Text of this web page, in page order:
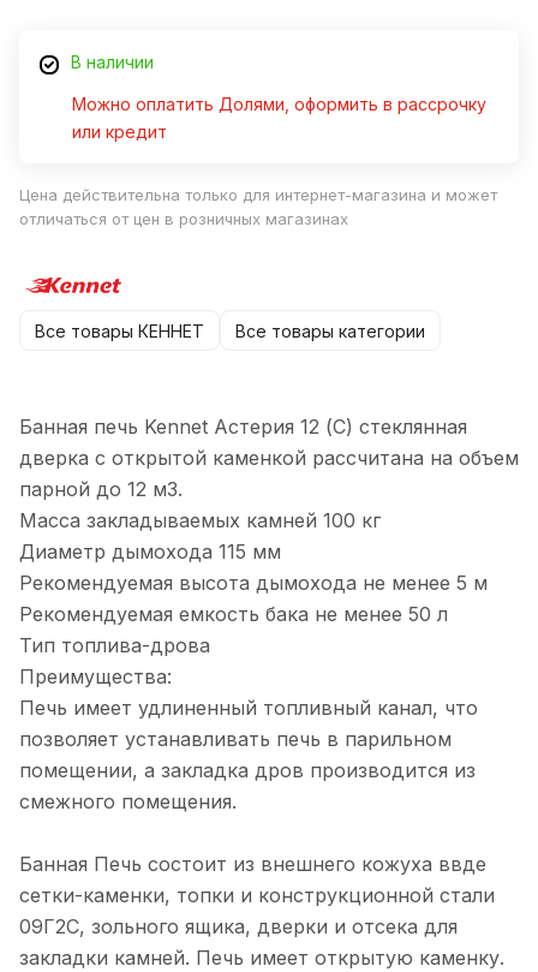
В наличии
Можно оплатить Долями, оформить в рассрочку
или кредит
Цена действительна только для интернет-магазина и может
отличаться от цен в розничных магазинах
Все товары КЕННЕТ Все товары категории
Банная печь Kennet Астерия 12 (С) стеклянная
дверка с открытой каменкой рассчитана на объем
парной до 12 м3.
Масса закладываемых камней 100 кг
Диаметр дымохода 115 мм
Рекомендуемая высота дымохода не менее 5 м
Рекомендуемая емкость бака не менее 50 л
Тип топлива-дрова
Преимущества:
Печь имеет удлиненный топливный канал, что
позволяет устанавливать печь в парильном
помещении, а закладка дров производится из
смежного помещения.
Банная Печь состоит из внешнего кожуха ввде
сетки-каменки, топки и конструкционной стали
09Г2С, зольного ящика, дверки и отсека для
закладки камней. Печь имеет открытую каменку.